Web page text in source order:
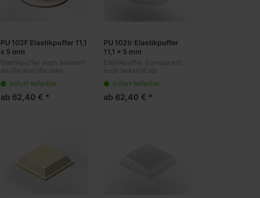
PU 102F Elastikpuffer 11,1
x 5 mm
Elastikpuffer auch bekannt
als Gerätefüße oder
ideale Lösung für viele
Anwendungen. Sie kleben
transparent am Objekt und
sofort lieferbar
ab 62,40 € *
PU 102tr Elastikpuffer
11,1 x 5 mm
Elastikpuffer transparent,
auch bekannt als
Anschlagpuffer sind die
ideale Lösung für viele
Anwendungen. Sie kleben
sofort lieferbar
ab 62,40 € *